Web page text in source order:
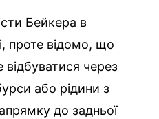
Бейкера в
проте відомо, що
через
або рідини з
до задньої